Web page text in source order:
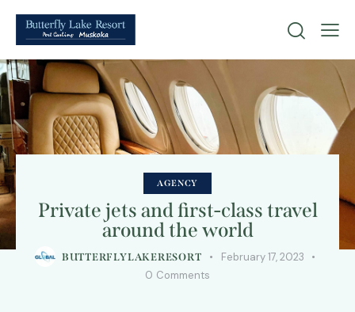
AGENCY
Private jets and first-class travel
around the world
BUTTERFLYLAKERESORT
February 17, 2023
0 Comments